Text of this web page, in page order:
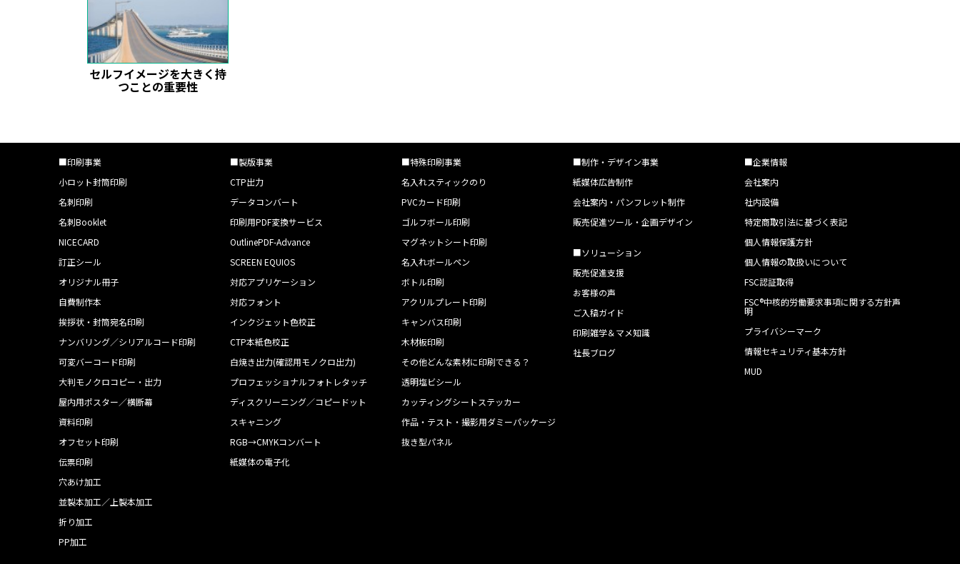
セルフイメージを大きく持
つことの重要性
■印刷事業
小ロット封筒印刷
名刺印刷
名刺Booklet
NICECARD
訂正シール
オリジナル冊子
自費制作本
挨拶状・封筒宛名印刷
ナンバリング／シリアルコード印刷
可変バーコード印刷
大判モノクロコピー・出力
屋内用ポスター／横断幕
資料印刷
オフセット印刷
伝票印刷
穴あけ加工
並製本加工／上製本加工
折り加工
PP加工
■製版事業
CTP出力
データコンバート
印刷用PDF変換サービス
OutlinePDF-Advance
SCREEN EQUIOS
対応アプリケーション
対応フォント
インクジェット色校正
CTP本紙色校正
白焼き出力(確認用モノクロ出力)
プロフェッショナルフォトレタッチ
ディスクリーニング／コピードット
スキャニング
RGB→CMYKコンバート
紙媒体の電子化
■特殊印刷事業
名入れスティックのり
PVCカード印刷
ゴルフボール印刷
マグネットシート印刷
名入れボールペン
ボトル印刷
アクリルプレート印刷
キャンバス印刷
木材板印刷
その他どんな素材に印刷できる？
透明塩ビシール
カッティングシートステッカー
作品・テスト・撮影用ダミーパッケージ
抜き型パネル
■制作・デザイン事業
紙媒体広告制作
会社案内・パンフレット制作
販売促進ツール・企画デザイン
■ソリューション
販売促進支援
お客様の声
ご入稿ガイド
印刷雑学＆マメ知識
社長ブログ
■企業情報
会社案内
社内設備
特定商取引法に基づく表記
個人情報保護方針
個人情報の取扱いについて
FSC認証取得
FSC®中核的労働要求事項に関する方針声
明
プライバシーマーク
情報セキュリティ基本方針
MUD